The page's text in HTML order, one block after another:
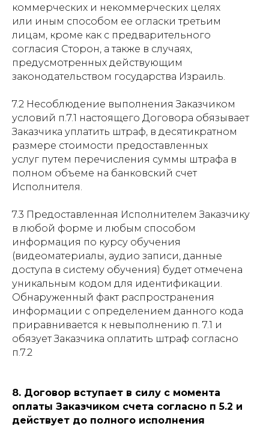
коммерческих и некоммерческих целях
или иным способом ее огласки третьим
лицам, кроме как с предварительного
согласия Сторон, а также в случаях,
предусмотренных действующим
законодательством государства Израиль.
7.2 Несоблюдение выполнения Заказчиком
условий п.7.1 настоящего Договора обязывает
Заказчика уплатить штраф, в десятикратном
размере стоимости предоставленных
услуг путем перечисления суммы штрафа в
полном объеме на банковский счет
Исполнителя.
7.3 Предоставленная Исполнителем Заказчику
в любой форме и любым способом
информация по курсу обучения
(видеоматериалы, аудио записи, данные
доступа в систему обучения) будет отмечена
уникальным кодом для идентификации.
Обнаруженный факт распространения
информации с определением данного кода
приравнивается к невыполнению п. 7.1 и
обязует Заказчика оплатить штраф согласно
п.7.2
8. Договор вступает в силу с момента
оплаты Заказчиком счета согласно п 5.2 и
действует до полного исполнения